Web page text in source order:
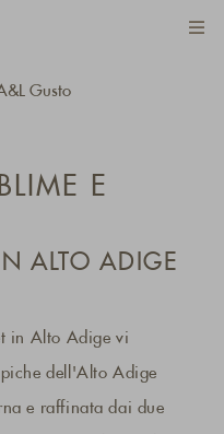
Gusto
E
ALTO ADIGE
in Alto Adige vi
dell'Alto Adige
e raffinata dai due